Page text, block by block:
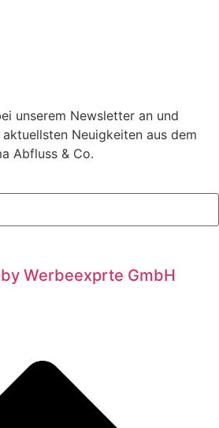
unserem Newsletter an und
Neuigkeiten aus dem
Abfluss & Co.
Werbeexprte GmbH